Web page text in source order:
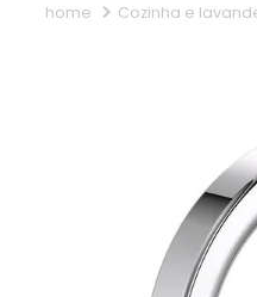
Cozinha e